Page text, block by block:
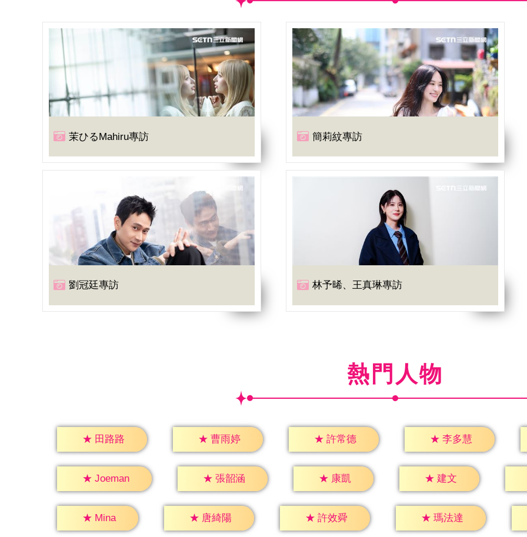
茉ひるMahiru專訪 簡莉紋專訪
劉冠廷專訪 林予晞、王真琳專訪
熱門人物
★ 田路路 ★ 曹雨婷 ★ 許常德 ★ 李多慧
★ Joeman ★ 張韶涵 ★ 康凱 ★ 建文
★ Mina ★ 唐綺陽 ★ 許效舜 ★ 瑪法達